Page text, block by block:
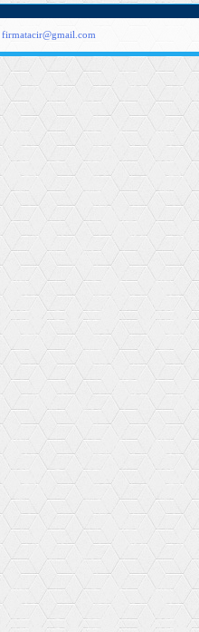
firmatacir@gmail.com